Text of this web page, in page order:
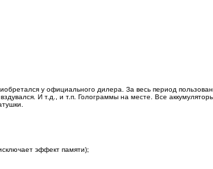
у официального дилера. За весь период
И т.д., и т.п. Голограммы на месте. Все
эффект памяти);